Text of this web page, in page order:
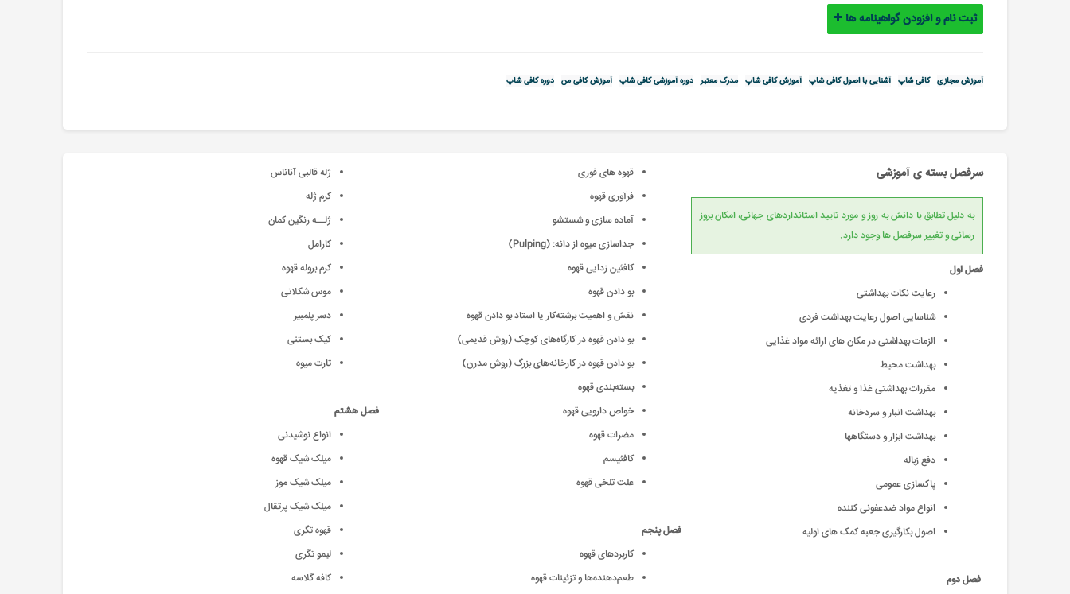
ثبت نام و افزودن گواهینامه ها
آموزش مجازی کافی شاپ آشنایی با اصول کافی شاپ آموزش کافی شاپ مدرک معتبر دوره آموزشی کافی شاپ آموزش کافی من دوره کافی شاپ
سرفصل بسته ی آموزشی
به دلیل تطابق با دانش به روز و مورد تایید استانداردهای جهانی، امکان بروز
رسانی و تغییر سرفصل ها وجود دارد.
فصل اول
رعایت نکات بهداشتی
شناسایی اصول رعایت بهداشت فردی
الزمات بهداشتی در مکان های ارائه مواد غذایی
بهداشت محیط
مقررات بهداشتی غذا و تغذیه
بهداشت انبار و سردخانه
بهداشت ابزار و دستگاهها
دفع زباله
پاکسازی عمومی
انواع مواد ضدعفونی کننده
اصول بکارگیری جعبه کمک های اولیه
فصل دوم
قهوه های فوری
فرآوری قهوه
آماده سازی و شستشو
جدا‌سازی میوه از دانه: (Pulping)
کافئین زدایی قهوه
بو دادن قهوه
نقش و اهمیت برشته‌کار یا استاد بو دادن قهوه
بو دادن قهوه در کارگاه‌های کوچک (روش قدیمی)
بو دادن قهوه در کارخانه‌های بزرگ (روش مدرن)
بسته‌بندی قهوه
خواص دارویی قهوه
مضرات قهوه
کافئیسم
علت تلخی قهوه
فصل پنجم
کاربردهای قهوه
طعم‌دهنده‌ها و تزئینات قهوه
ژله قالبی آناناس
کرم ژله
ژلــه رنگین کمان
کارامل
کرم بروله قهوه
موس شکلاتی
دسر پلمبیر
کیک بستنی
تارت میوه
فصل هشتم
انواع نوشیدنی
میلک شیک قهوه
میلک شیک موز
میلک شیک پرتقال
قهوه تگری
لیمو تگری
کافه گلاسه